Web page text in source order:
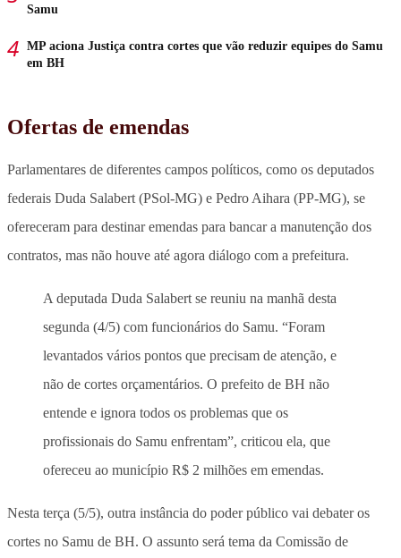
Samu
MP aciona Justiça contra cortes que vão reduzir equipes do Samu
em BH
Ofertas de emendas
Parlamentares de diferentes campos políticos, como os deputados
federais Duda Salabert (PSol-MG) e Pedro Aihara (PP-MG), se
ofereceram para destinar emendas para bancar a manutenção dos
contratos, mas não houve até agora diálogo com a prefeitura.
A deputada Duda Salabert se reuniu na manhã desta
segunda (4/5) com funcionários do Samu. “Foram
levantados vários pontos que precisam de atenção, e
não de cortes orçamentários. O prefeito de BH não
entende e ignora todos os problemas que os
profissionais do Samu enfrentam”, criticou ela, que
ofereceu ao município R$ 2 milhões em emendas.
Nesta terça (5/5), outra instância do poder público vai debater os
cortes no Samu de BH. O assunto será tema da Comissão de